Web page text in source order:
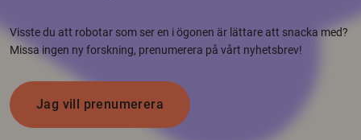
Visste du att robotar som ser en i ögonen är lättare att snacka med?
Missa ingen ny forskning, prenumerera på vårt nyhetsbrev!
Jag vill prenumerera